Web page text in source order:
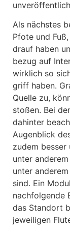
Als nächstes
Pfote und
drauf haben
bezug auf
wirklich so
griff haben.
Quelle zu,
stoßen. Bei
dahinter
Augenblick
zudem besser
unter
unter
sind. Ein
nachfolgende
das Standort
jeweiligen